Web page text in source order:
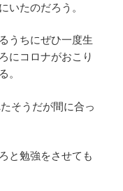
いたのだろう。
うちにぜひ一度生
にコロナがおこり
。
そうだが間に合っ
と勉強をさせても